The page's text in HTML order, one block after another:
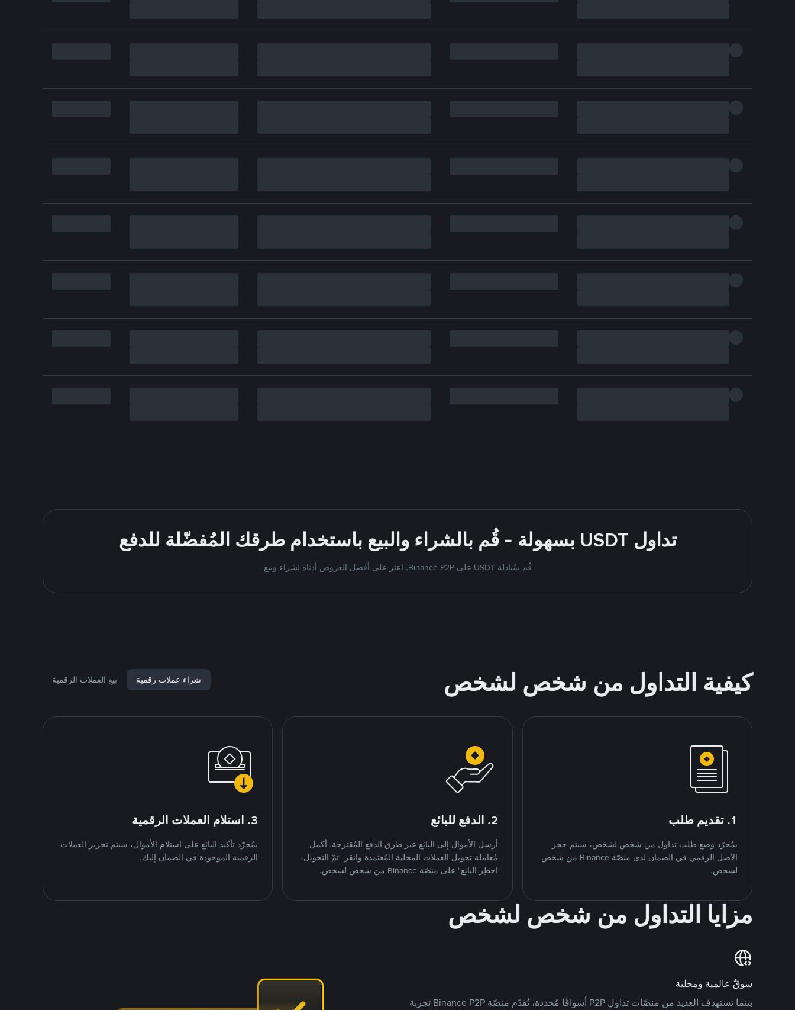
تداول USDT بسهولة - قُم بالشراء والبيع باستخدام طرقك المُفضّلة للدفع
قُم بمُبادلة USDT على Binance P2P. اعثر على أفضل العروض أدناه لشراء وبيع
كيفية التداول من شخص لشخص شراء عملات رقمية بيع العملات الرقمية
1. تقديم طلب
بمُجرّد وضع طلب تداول من شخص لشخص، سيتم حجز
الأصل الرقمي في الضمان لدى منصّة Binance من شخص
لشخص.
2. الدفع للبائع
أرسل الأموال إلى البائع عبر طرق الدفع المُقترحة. أكمل
مُعاملة تحويل العملات المحلية المُعتمدة وانقر "تمّ التحويل،
اخطِر البائع" على منصّة Binance من شخص لشخص.
3. استلام العملات الرقمية
بمُجرّد تأكيد البائع على استلام الأموال، سيتم تحرير العملات
الرقمية الموجودة في الضمان إليك.
مزايا التداول من شخص لشخص
سوقٌ عالمية ومحلية
بينما تستهدف العديد من منصّات تداول P2P أسواقًا مُحددة، تُقدّم منصّة Binance P2P تجربة